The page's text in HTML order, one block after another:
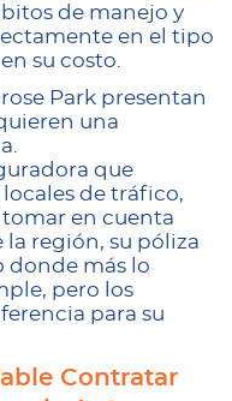
de manejo y
en el tipo
su costo.
Park presentan
una
que
de tráfico,
en cuenta
la región, su póliza
donde más lo
pero los
para su
Contratar